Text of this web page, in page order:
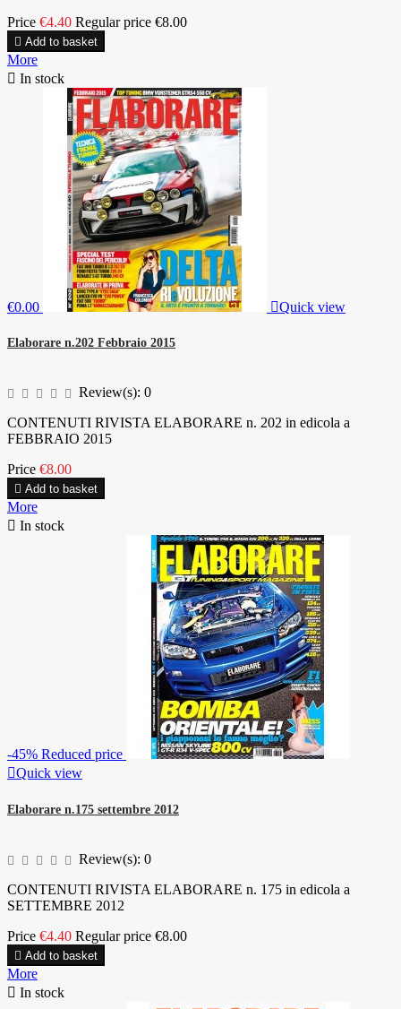
Price €4.40 Regular price €8.00
 Add to basket
More
 In stock
€0.00 Quick view
Elaborare n.202 Febbraio 2015
Review(s): 0
CONTENUTI RIVISTA ELABORARE n. 202 in edicola a
FEBBRAIO 2015
Price €8.00
 Add to basket
More
 In stock
-45% Reduced price
Quick view
Elaborare n.175 settembre 2012
Review(s): 0
CONTENUTI RIVISTA ELABORARE n. 175 in edicola a
SETTEMBRE 2012
Price €4.40 Regular price €8.00
 Add to basket
More
 In stock